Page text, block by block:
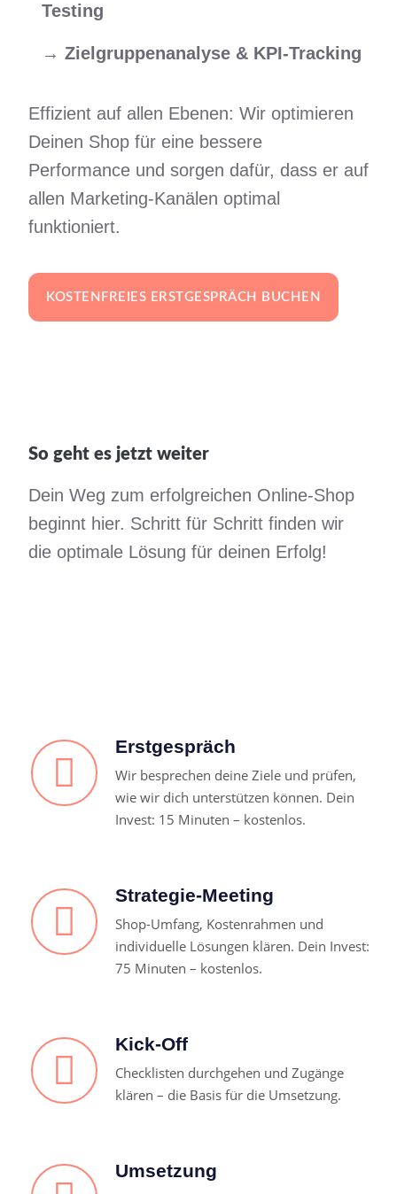
Testing
→ Zielgruppenanalyse & KPI-Tracking
Effizient auf allen Ebenen: Wir optimieren
Deinen Shop für eine bessere
Performance und sorgen dafür, dass er auf
allen Marketing-Kanälen optimal
funktioniert.
KOSTENFREIES ERSTGESPRÄCH BUCHEN
So geht es jetzt weiter
Dein Weg zum erfolgreichen Online-Shop
beginnt hier. Schritt für Schritt finden wir
die optimale Lösung für deinen Erfolg!
Erstgespräch
Wir besprechen deine Ziele und prüfen,
wie wir dich unterstützen können. Dein
Invest: 15 Minuten – kostenlos.
Strategie-Meeting
Shop-Umfang, Kostenrahmen und
individuelle Lösungen klären. Dein Invest:
75 Minuten – kostenlos.
Kick-Off
Checklisten durchgehen und Zugänge
klären – die Basis für die Umsetzung.
Umsetzung